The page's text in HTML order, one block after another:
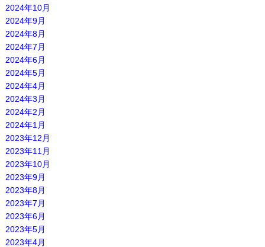
2024年10月
2024年9月
2024年8月
2024年7月
2024年6月
2024年5月
2024年4月
2024年3月
2024年2月
2024年1月
2023年12月
2023年11月
2023年10月
2023年9月
2023年8月
2023年7月
2023年6月
2023年5月
2023年4月